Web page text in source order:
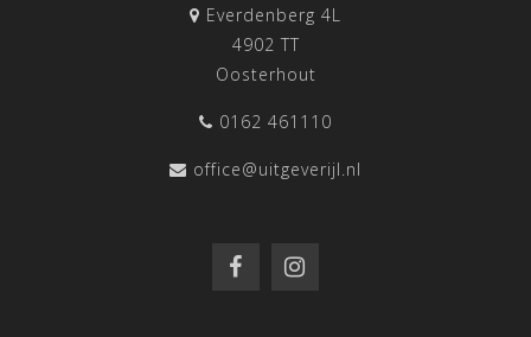
Everdenberg 4L
4902 TT
Oosterhout
0162 461110
office@uitgeverijl.nl